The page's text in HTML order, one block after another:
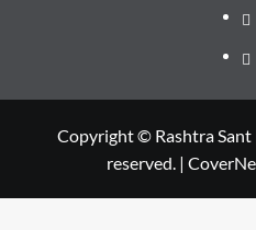
in
to
in
Copyright © Rashtra Sant
reserved. |